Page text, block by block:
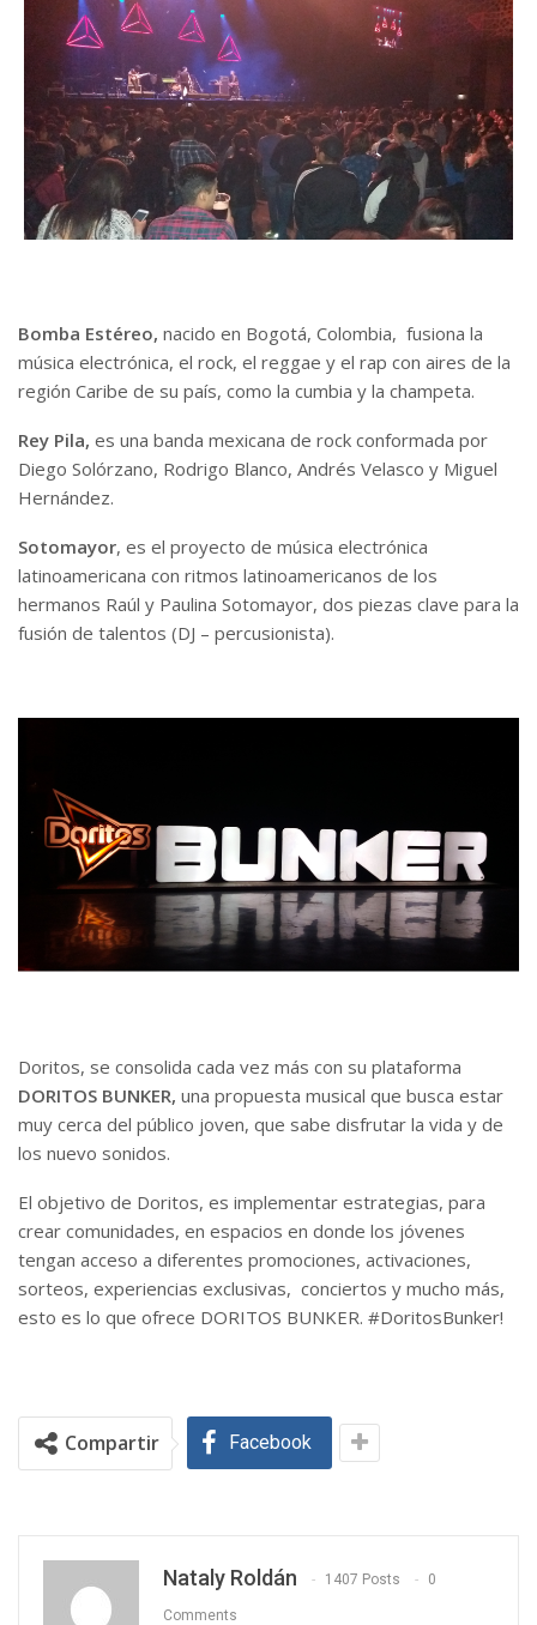
Bomba Estéreo, nacido en Bogotá, Colombia, fusiona la
música electrónica, el rock, el reggae y el rap con aires de la
región Caribe de su país, como la cumbia y la champeta.
Rey Pila, es una banda mexicana de rock conformada por
Diego Solórzano, Rodrigo Blanco, Andrés Velasco y Miguel
Hernández.
Sotomayor, es el proyecto de música electrónica
latinoamericana con ritmos latinoamericanos de los
hermanos Raúl y Paulina Sotomayor, dos piezas clave para la
fusión de talentos (DJ – percusionista).
Doritos, se consolida cada vez más con su plataforma
DORITOS BUNKER, una propuesta musical que busca estar
muy cerca del público joven, que sabe disfrutar la vida y de
los nuevo sonidos.
El objetivo de Doritos, es implementar estrategias, para
crear comunidades, en espacios en donde los jóvenes
tengan acceso a diferentes promociones, activaciones,
sorteos, experiencias exclusivas, conciertos y mucho más,
esto es lo que ofrece DORITOS BUNKER. #DoritosBunker!
Compartir Facebook
Nataly Roldán 1407 Posts 0
Comments